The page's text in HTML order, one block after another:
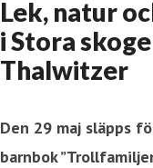
Lek, natur
i Stora
Thalwitzer
Den 29 maj släpps
barnbok